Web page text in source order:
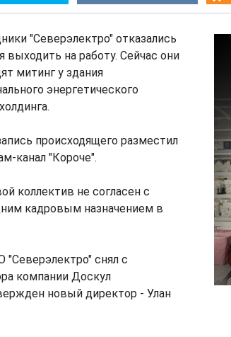
"Северэлектро" отказались
выходить на работу. Сейчас они
митинг у здания
энергетического
происходящего разместил
канал "Короче".
коллектив не согласен с
кадровым назначением в
"Северэлектро" снял с
компании Доскул
новый директор - Улан